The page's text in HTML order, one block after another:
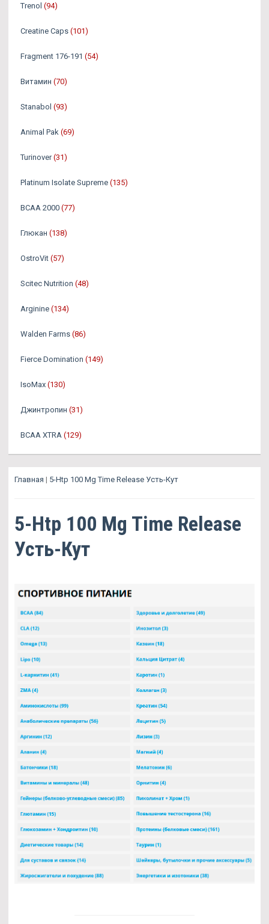
Trenol (94)
Creatine Caps (101)
Fragment 176-191 (54)
Витамин (70)
Stanabol (93)
Animal Pak (69)
Turinover (31)
Platinum Isolate Supreme (135)
BCAA 2000 (77)
Глюкан (138)
OstroVit (57)
Scitec Nutrition (48)
Arginine (134)
Walden Farms (86)
Fierce Domination (149)
IsoMax (130)
Джинтропин (31)
BCAA XTRA (129)
Главная | 5-Htp 100 Mg Time Release Усть-Кут
5-Htp 100 Mg Time Release
Усть-Кут